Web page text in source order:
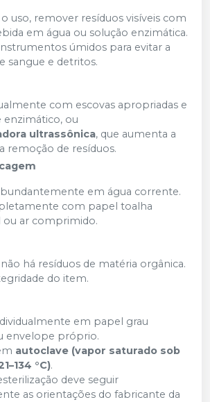
uso, remover resíduos visíveis com
em água ou solução enzimática.
úmidos para evitar a
sangue e detritos.
com escovas apropriadas e
ou
ultrassônica, que aumenta a
remoção de resíduos.
em água corrente.
com papel toalha
ou ar comprimido.
há resíduos de matéria orgânica.
do item.
em papel grau
envelope próprio.
autoclave (vapor saturado sob
°C).
deve seguir
as orientações do fabricante da